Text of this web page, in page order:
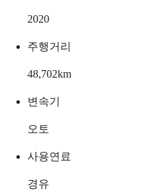
2020
주행거리
48,702km
변속기
오토
사용연료
경유